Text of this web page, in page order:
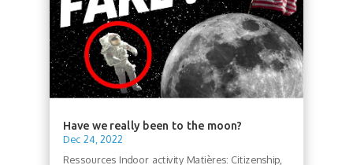
Have we really been to the moon?
Dec 24, 2022
Ressources Indoor activity Matières: Citizenship,